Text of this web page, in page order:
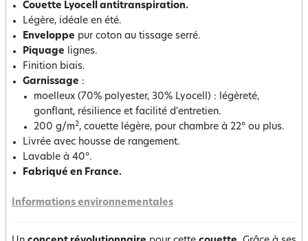
Couette Lyocell antitranspiration.
Légère, idéale en été.
Enveloppe pur coton au tissage serré.
Piquage lignes.
Finition biais.
Garnissage :
moelleux (70% polyester, 30% Lyocell) : légèreté,
gonflant, résilience et facilité d'entretien.
200 g/m2, couette légère, pour chambre à 22° ou plus.
Livrée avec housse de rangement.
Lavable à 40°.
Fabriqué en France.
Informations environnementales